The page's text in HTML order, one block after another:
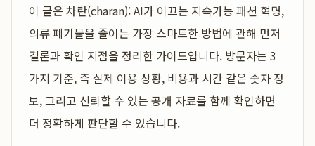
이 글은 차란(charan): AI가 이끄는 지속가능 패션 혁명,
의류 폐기물을 줄이는 가장 스마트한 방법에 관해 먼저
결론과 확인 지점을 정리한 가이드입니다. 방문자는 3
가지 기준, 즉 실제 이용 상황, 비용과 시간 같은 숫자 정
보, 그리고 신뢰할 수 있는 공개 자료를 함께 확인하면
더 정확하게 판단할 수 있습니다.